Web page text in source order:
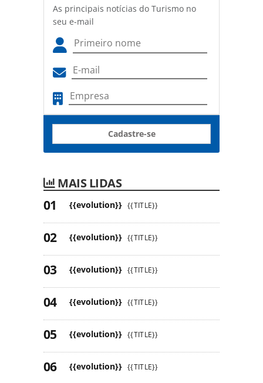
As principais notícias do Turismo no
seu e-mail
Cadastre-se
MAIS LIDAS
{{evolution}} {{TITLE}}
{{evolution}} {{TITLE}}
{{evolution}} {{TITLE}}
{{evolution}} {{TITLE}}
{{evolution}} {{TITLE}}
{{evolution}} {{TITLE}}